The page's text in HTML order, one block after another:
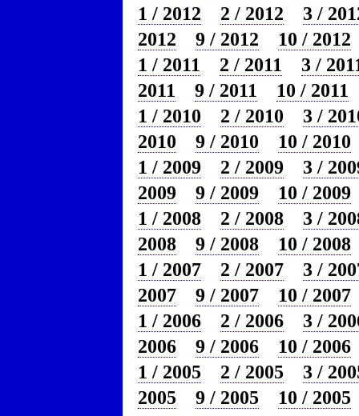
1 / 2012
2 / 2012
3 /
2012
9 / 2012
10 / 2012
1 / 2011
2 / 2011
3 /
2011
9 / 2011
10 / 2011
1 / 2010
2 / 2010
3 /
2010
9 / 2010
10 / 2010
1 / 2009
2 / 2009
3 /
2009
9 / 2009
10 / 2009
1 / 2008
2 / 2008
3 /
2008
9 / 2008
10 / 2008
1 / 2007
2 / 2007
3 /
2007
9 / 2007
10 / 2007
1 / 2006
2 / 2006
3 /
2006
9 / 2006
10 / 2006
1 / 2005
2 / 2005
3 /
2005
9 / 2005
10 / 2005